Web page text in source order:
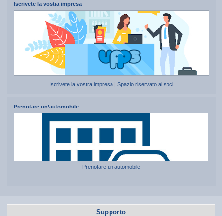
Iscrivete la vostra impresa
Iscrivete la vostra impresa |Spazio riservato ai soci
Prenotare un’automobile
Prenotare un’automobile
Supporto